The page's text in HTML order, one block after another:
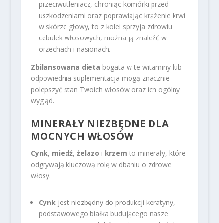
przeciwutleniacz, chroniąc komórki przed
uszkodzeniami oraz poprawiając krążenie krwi
w skórze głowy, to z kolei sprzyja zdrowiu
cebulek włosowych, można ją znaleźć w
orzechach i nasionach.
Zbilansowana dieta bogata w te witaminy lub
odpowiednia suplementacja mogą znacznie
polepszyć stan Twoich włosów oraz ich ogólny
wygląd.
MINERAŁY NIEZBĘDNE DLA
MOCNYCH WŁOSÓW
Cynk, miedź, żelazo i krzem to minerały, które
odgrywają kluczową rolę w dbaniu o zdrowe
włosy.
Cynkjest niezbędny do produkcji keratyny,
podstawowego białka budującego nasze